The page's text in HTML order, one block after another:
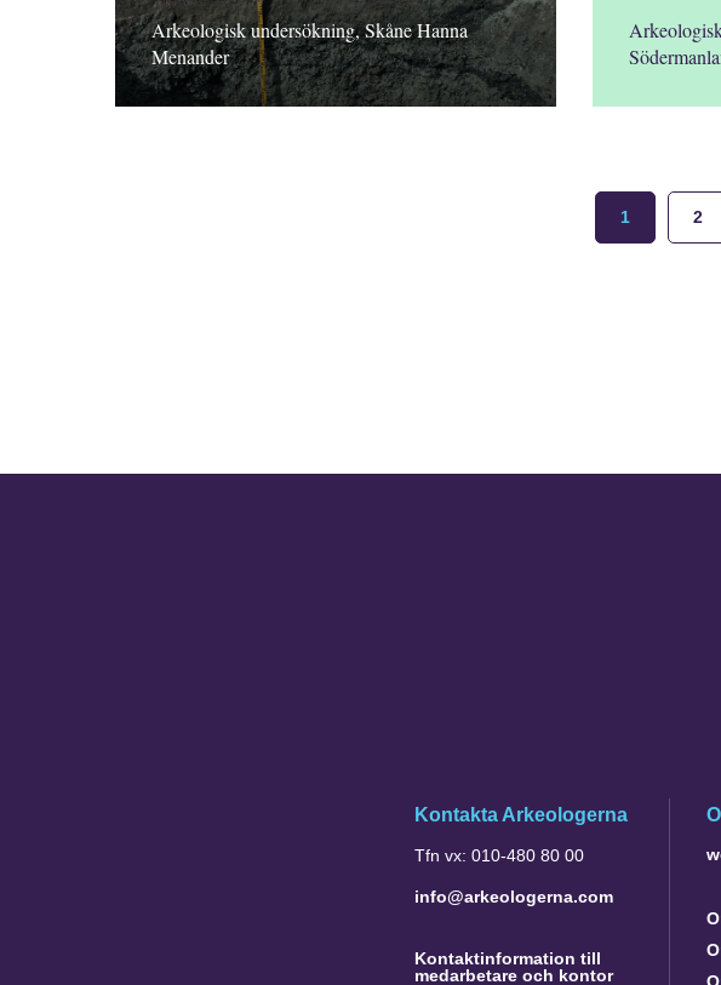
Arkeologisk undersökning, Skåne Hanna
Menander
1 2
Kontakta Arkeologerna
Tfn vx: 010-480 80 00
info@arkeologerna.com
Kontaktinformation till
medarbetare och kontor